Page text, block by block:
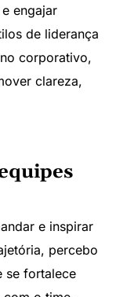
engajar
de liderança
corporativo,
clareza,
e inspirar
percebo
se fortalece